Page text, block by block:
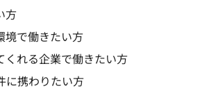
方
境で働きたい方
くれる企業で働きたい方
に携わりたい方